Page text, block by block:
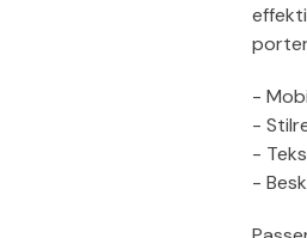
-
-
-
-